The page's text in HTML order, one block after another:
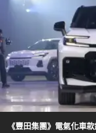
《豐田集團》電氣化車